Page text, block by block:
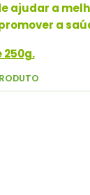
ajudar a
a
250g.